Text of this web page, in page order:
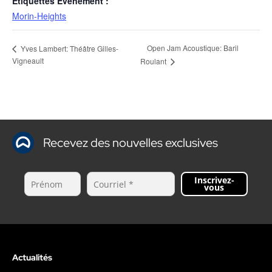
Morin-Heights
Yves Lambert: Théâtre Gilles-
Vigneault
Open Jam Acoustique: Baril
Roulant
Recevez des nouvelles exclusives
Inscrivez-
vous
Actualités